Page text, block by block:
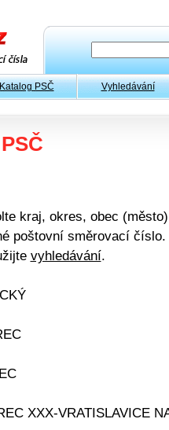
PSČ Vyhledávání
kraj, okres, obec
poštovní směrovací
vyhledávání.
XXX-VRATISLAVICE